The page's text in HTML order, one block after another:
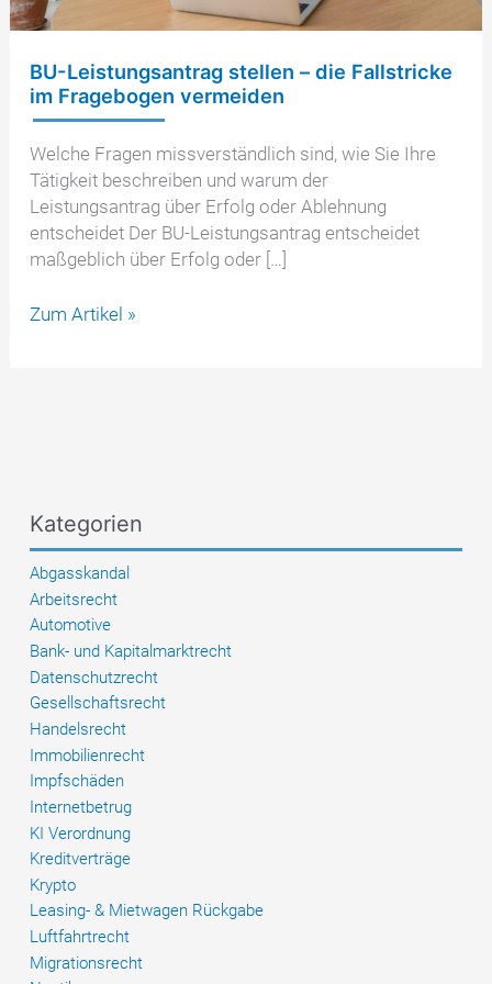
BU-Leistungsantrag stellen – die Fallstricke
im Fragebogen vermeiden
Welche Fragen missverständlich sind, wie Sie Ihre
Tätigkeit beschreiben und warum der
Leistungsantrag über Erfolg oder Ablehnung
entscheidet Der BU-Leistungsantrag entscheidet
maßgeblich über Erfolg oder […]
BU-
vermeiden
Zum Artikel »
Kategorien
Abgasskandal
Arbeitsrecht
Automotive
Bank- und Kapitalmarktrecht
Datenschutzrecht
Gesellschaftsrecht
Handelsrecht
Immobilienrecht
Impfschäden
Internetbetrug
KI Verordnung
Kreditverträge
Krypto
Leasing- & Mietwagen Rückgabe
Luftfahrtrecht
Migrationsrecht